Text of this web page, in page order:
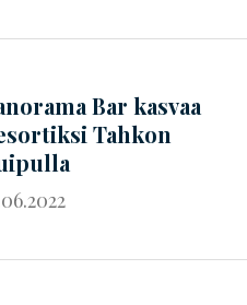
Bar kasvaa
Tahkon